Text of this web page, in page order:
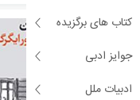
کتاب های برگزیده
جوایز ادبی
ادبیات ملل